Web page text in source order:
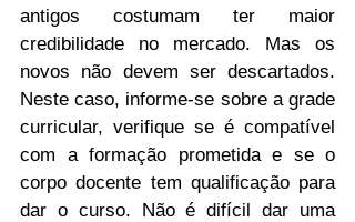
antigos costumam ter maior
credibilidade no mercado. Mas os
novos não devem ser descartados.
Neste caso, informe-se sobre a grade
curricular, verifique se é compatível
com a formação prometida e se o
corpo docente tem qualificação para
dar o curso. Não é difícil dar uma